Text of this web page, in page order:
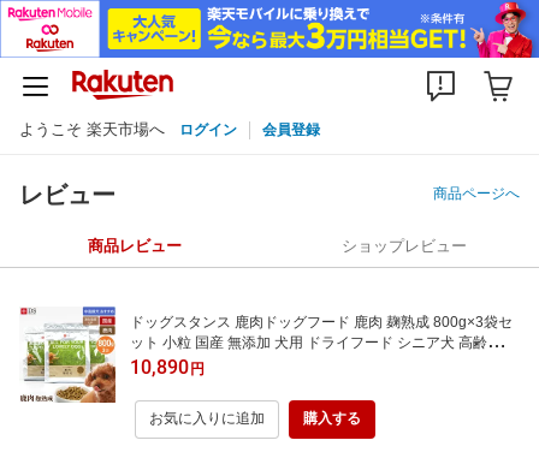
ようこそ 楽天市場へ ログイン 会員登録
レビュー 商品ページへ
商品レビュー ショップレビュー
ドッグスタンス 鹿肉ドッグフード 鹿肉 麹熟成 800g×3袋セ
ット 小粒 国産 無添加 犬用 ドライフード シニア犬 高齢犬 成
犬 パピー 全年齢対応 DOGSTANCE ドックフード
10,890円
お気に入りに追加 購入する